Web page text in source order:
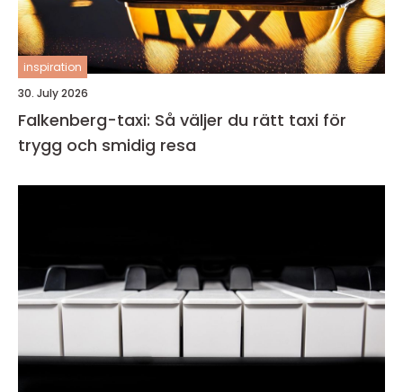
inspiration
30. July 2026
Falkenberg-taxi: Så väljer du rätt taxi för
trygg och smidig resa